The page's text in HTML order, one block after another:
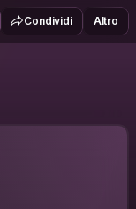
Condividi Altro